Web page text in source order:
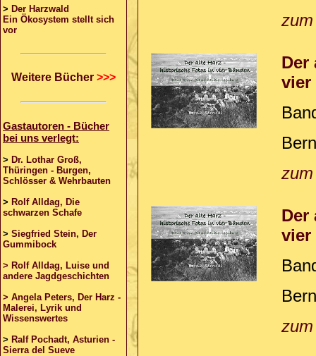
> Der Harzwald
Ein Ökosystem stellt sich
vor
Weitere Bücher >>>
Gastautoren - Bücher
bei uns verlegt:
> Dr. Lothar Groß,
Thüringen - Burgen,
Schlösser & Wehrbauten
> Rolf Alldag, Die
schwarzen Schafe
> Siegfried Stein, Der
Gummibock
> Rolf Alldag, Luise und
andere Jagdgeschichten
> Angela Peters, Der Harz -
Malerei, Lyrik und
Wissenswertes
> Ralf Pochadt, Asturien -
Sierra del Sueve
Der
vier
Der
vier